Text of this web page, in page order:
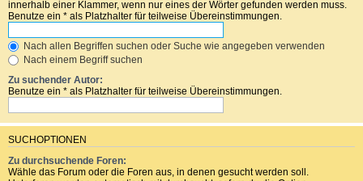
innerhalb einer Klammer, wenn nur eines der Wörter gefunden werden muss.
Benutze ein * als Platzhalter für teilweise Übereinstimmungen.
Nach allen Begriffen suchen oder Suche wie angegeben verwenden
Nach einem Begriff suchen
Zu suchender Autor:
Benutze ein * als Platzhalter für teilweise Übereinstimmungen.
SUCHOPTIONEN
Zu durchsuchende Foren:
Wähle das Forum oder die Foren aus, in denen gesucht werden soll.